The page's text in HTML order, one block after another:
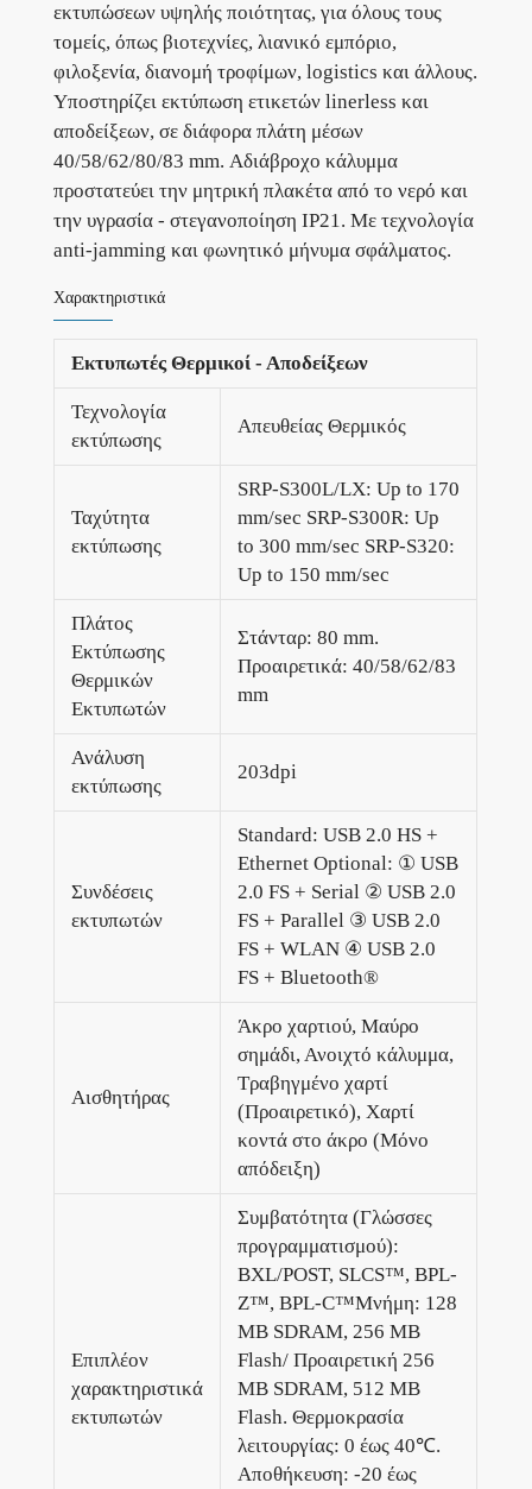
εκτυπώσεων υψηλής ποιότητας, για όλους τους
τομείς, όπως βιοτεχνίες, λιανικό εμπόριο,
φιλοξενία, διανομή τροφίμων, logistics και άλλους.
Υποστηρίζει εκτύπωση ετικετών linerless και
αποδείξεων, σε διάφορα πλάτη μέσων
40/58/62/80/83 mm. Αδιάβροχο κάλυμμα
προστατεύει την μητρική πλακέτα από το νερό και
την υγρασία - στεγανοποίηση ΙP21. Με τεχνολογία
anti-jamming και φωνητικό μήνυμα σφάλματος.
Χαρακτηριστικά
Εκτυπωτές Θερμικοί - Αποδείξεων
Τεχνολογία
εκτύπωσης
Απευθείας Θερμικός
Ταχύτητα
εκτύπωσης
SRP-S300L/LX: Up to 170
mm/sec SRP-S300R: Up
to 300 mm/sec SRP-S320:
Up to 150 mm/sec
Πλάτος
Εκτύπωσης
Θερμικών
Εκτυπωτών
Στάνταρ: 80 mm.
Προαιρετικά: 40/58/62/83
mm
Ανάλυση
εκτύπωσης
203dpi
Συνδέσεις
εκτυπωτών
Standard: USB 2.0 HS +
Ethernet Optional: ① USB
2.0 FS + Serial ② USB 2.0
FS + Parallel ③ USB 2.0
FS + WLAN ④ USB 2.0
FS + Bluetooth®
Αισθητήρας
Άκρο χαρτιού, Μαύρο
σημάδι, Ανοιχτό κάλυμμα,
Τραβηγμένο χαρτί
(Προαιρετικό), Χαρτί
κοντά στο άκρο (Μόνο
απόδειξη)
Επιπλέον
χαρακτηριστικά
εκτυπωτών
Συμβατότητα (Γλώσσες
προγραμματισμού):
BXL/POST, SLCS™, BPL-
Z™, BPL-C™Μνήμη: 128
MB SDRAM, 256 MB
Flash/ Προαιρετική 256
MB SDRAM, 512 MB
Flash. Θερμοκρασία
λειτουργίας: 0 έως 40℃.
Αποθήκευση: -20 έως